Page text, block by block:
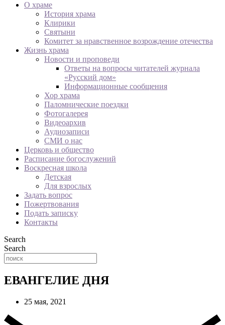
О храме
История храма
Клирики
Святыни
Комитет за нравственное возрождение отечества
Жизнь храма
Новости и проповеди
Ответы на вопросы читателей журнала
«Русский дом»
Информационные сообщения
Хор храма
Паломнические поездки
Фотогалерея
Видеоархив
Аудиозаписи
СМИ о нас
Церковь и общество
Расписание богослужений
Воскресная школа
Детская
Для взрослых
Задать вопрос
Пожертвования
Подать записку
Контакты
Search
Search
ЕВАНГЕЛИЕ ДНЯ
25 мая, 2021